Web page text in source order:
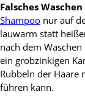
Falsches
Shampoo nur auf
lauwarm statt
nach dem
ein grobzinkigen
Rubbeln der Haare
führen kann.